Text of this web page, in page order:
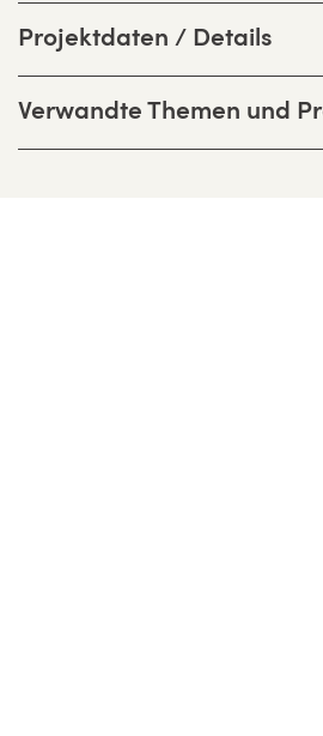
Projektdaten / Details
Verwandte Themen und